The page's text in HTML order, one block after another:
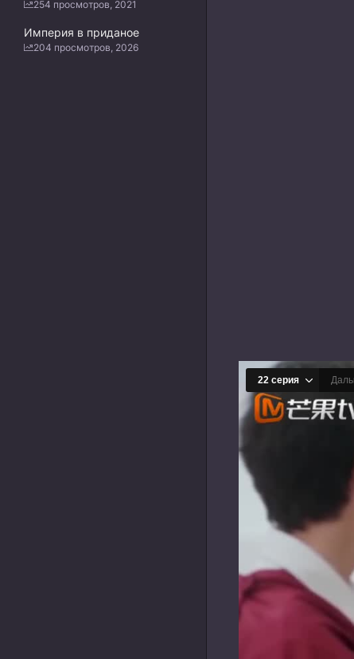
254 просмотров, 2021
Империя в приданое
204 просмотров, 2026